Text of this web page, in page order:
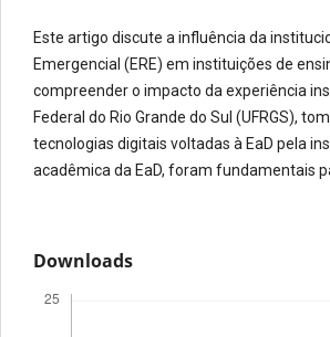
Este artigo discute a influência da
Emergencial (ERE) em instituições de
compreender o impacto da experiência
Federal do Rio Grande do Sul (UFRGS),
tecnologias digitais voltadas à EaD pela
acadêmica da EaD, foram fundamentais
Downloads